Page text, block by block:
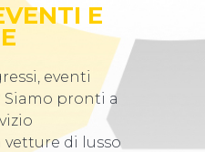
E
eventi
Siamo pronti a
di lusso